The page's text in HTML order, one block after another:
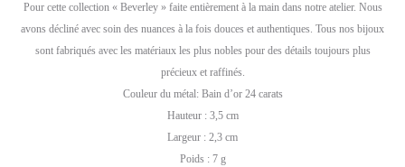
Pour cette collection « Beverley » faite entièrement à la main dans notre atelier. Nous
avons décliné avec soin des nuances à la fois douces et authentiques. Tous nos bijoux
sont fabriqués avec les matériaux les plus nobles pour des détails toujours plus
précieux et raffinés.
Couleur du métal: Bain d’or 24 carats
Hauteur : 3,5 cm
Largeur : 2,3 cm
Poids : 7 g